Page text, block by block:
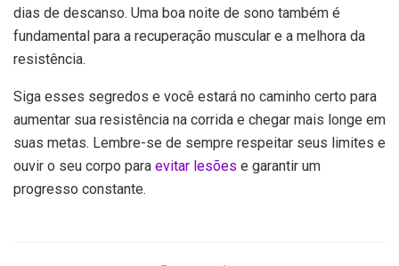
dias de descanso. Uma boa noite de sono também é
fundamental para a recuperação muscular e a melhora da
resistência.
Siga esses segredos e você estará no caminho certo para
aumentar sua resistência na corrida e chegar mais longe em
suas metas. Lembre-se de sempre respeitar seus limites e
ouvir o seu corpo para evitar lesões e garantir um
progresso constante.